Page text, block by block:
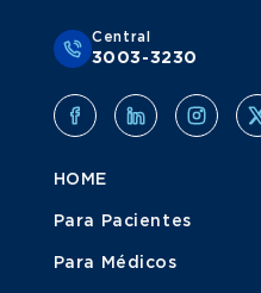
Central
3003-3230
HOME
Para Pacientes
Para Médicos